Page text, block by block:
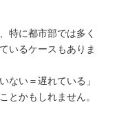
特に都市部では多く
いるケースもありま
ない＝遅れている」
とかもしれません。